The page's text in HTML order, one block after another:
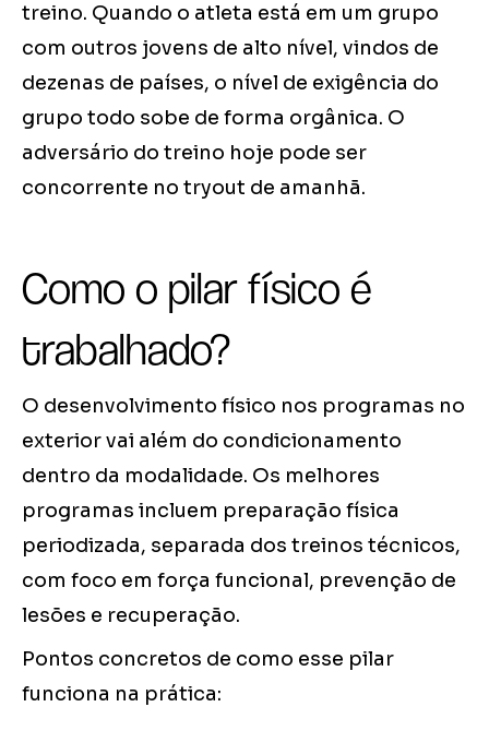
treino. Quando o atleta está em um grupo
com outros jovens de alto nível, vindos de
dezenas de países, o nível de exigência do
grupo todo sobe de forma orgânica. O
adversário do treino hoje pode ser
concorrente no tryout de amanhã.
Como o pilar físico é
trabalhado?
O desenvolvimento físico nos programas no
exterior vai além do condicionamento
dentro da modalidade. Os melhores
programas incluem preparação física
periodizada, separada dos treinos técnicos,
com foco em força funcional, prevenção de
lesões e recuperação.
Pontos concretos de como esse pilar
funciona na prática: